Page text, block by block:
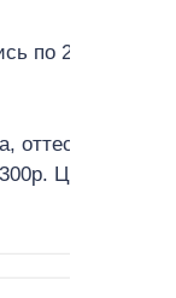
по 2 недели
Цена